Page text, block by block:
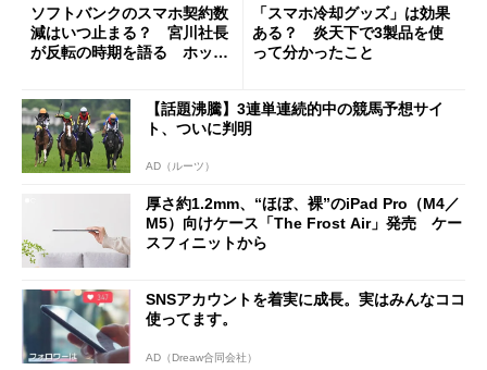
ソフトバンクのスマホ契約数
減はいつ止まる？ 宮川社長
が反転の時期を語る ホッピ
「スマホ冷却グッズ」は効果
ある？ 炎天下で3製品を使
って分かったこと
【話題沸騰】3連単連続的中の競馬予想サイ
ト、ついに判明
AD（ルーツ）
厚さ約1.2mm、“ほぼ、裸”のiPad Pro（M4／
M5）向けケース「The Frost Air」発売 ケー
スフィニットから
SNSアカウントを着実に成長。実はみんなココ
使ってます。
AD（Dreaw合同会社）